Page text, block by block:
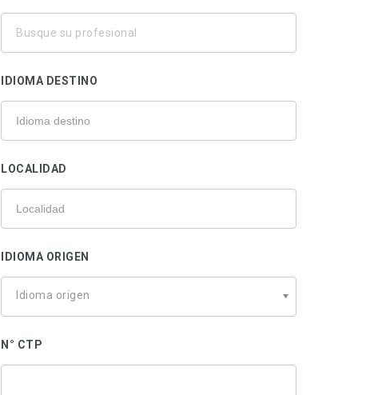
IDIOMA DESTINO
LOCALIDAD
IDIOMA ORIGEN
Idioma origen
N° CTP